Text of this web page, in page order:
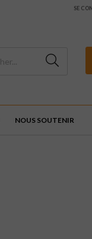
SE
NOUS SOUTENIR